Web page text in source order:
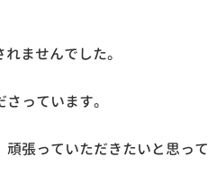
ませんでした。
っています。
張っていただきたいと思って